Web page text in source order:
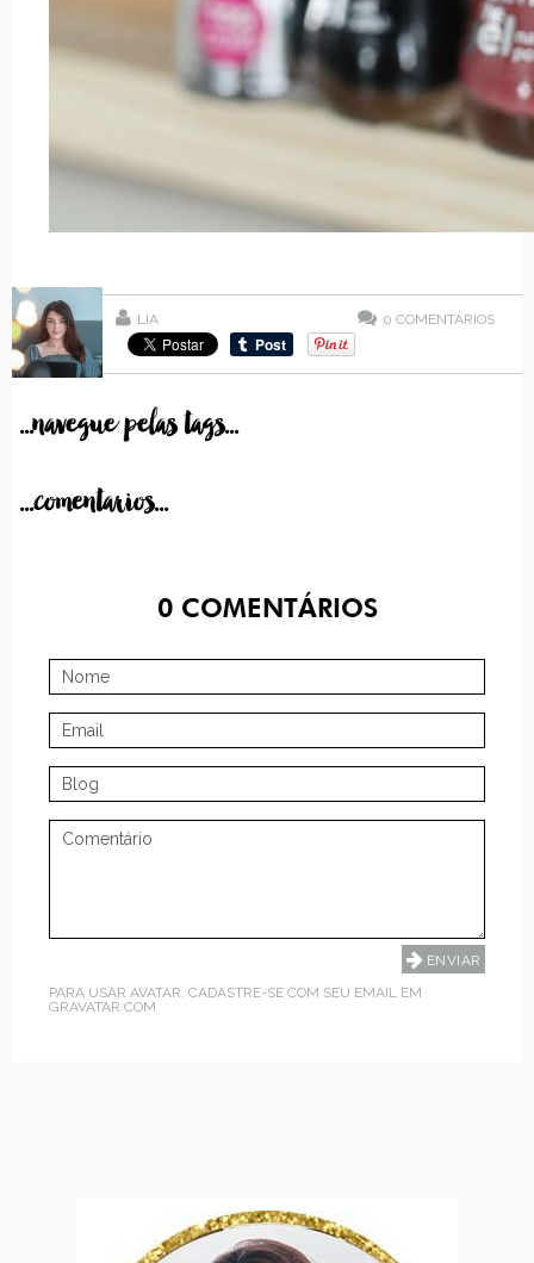
LIA 0 COMENTÁRIOS
...navegue pelas tags...
...comentarios...
0COMENTÁRIOS
PARA USAR AVATAR, CADASTRE-SE COM SEU EMAIL EM
GRAVATAR.COM